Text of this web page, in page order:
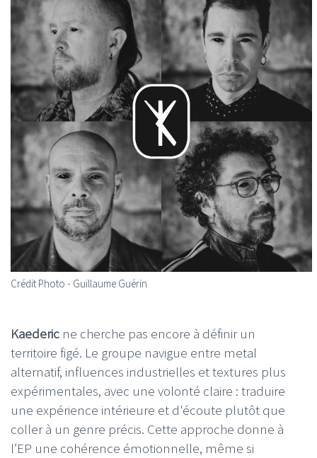
Crédit Photo - Guillaume Guérin
Kaederic ne cherche pas encore à définir un
territoire figé. Le groupe navigue entre metal
alternatif, influences industrielles et textures plus
expérimentales, avec une volonté claire : traduire
une expérience intérieure et d'écoute plutôt que
coller à un genre précis. Cette approche donne à
l’EP une cohérence émotionnelle, même si